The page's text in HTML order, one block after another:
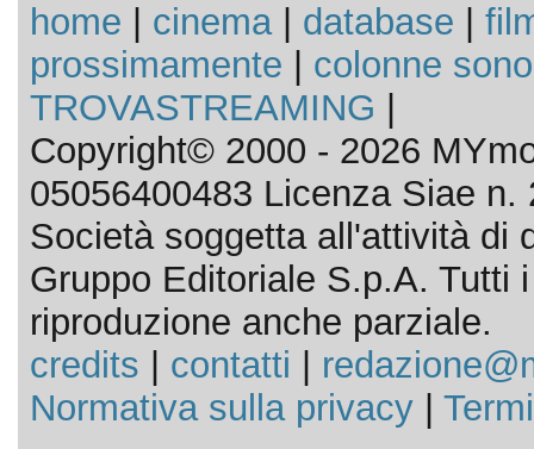
home cinema| database
prossimamente
colonne
TROVASTREAMING
Copyright© 2000 - 2026
05056400483 Licenza Siae n.
Società soggetta all'attività di
Gruppo Editoriale S.p.A. Tutti
riproduzione anche parziale.
credits
contatti
Normativa sulla privacy|